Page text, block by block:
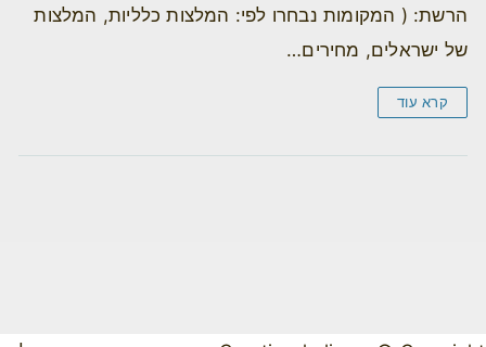
הרשת: ( המקומות נבחרו לפי: המלצות כלליות, המלצות
של ישראלים, מחירים…
קרא עוד